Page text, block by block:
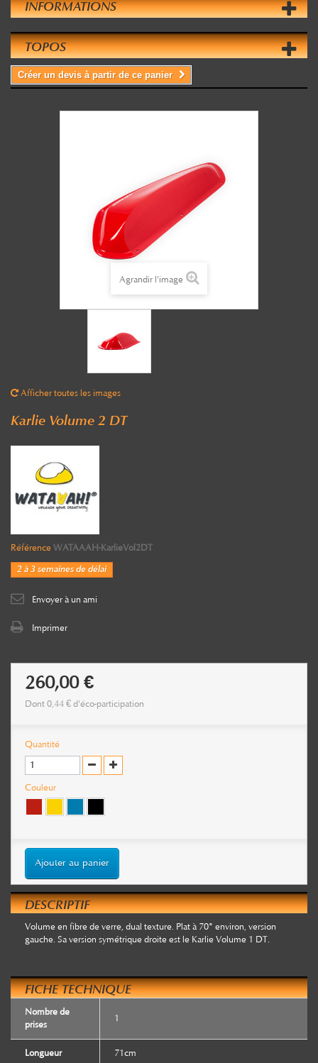
INFORMATIONS
TOPOS
Créer un devis à partir de ce panier
Agrandir l'image
Afficher toutes les images
Karlie Volume 2 DT
RéférenceWATAAAH-KarlieVol2DT
2 à 3 semaines de délai
Envoyer à un ami
Imprimer
260,00 €
Dont0,44 €d'éco-participation
Quantité
Couleur
Ajouter au panier
DESCRIPTIF
Volume en fibre de verre, dual texture. Plat à 70° environ, version
gauche. Sa version symétrique droite est le Karlie Volume 1 DT.
FICHE TECHNIQUE
Nombre de
prises
1
Longueur 71cm